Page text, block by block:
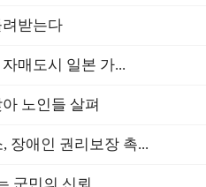
받는다
매도시 일본 가...
노인들 살펴
장애인 권리보장 촉...